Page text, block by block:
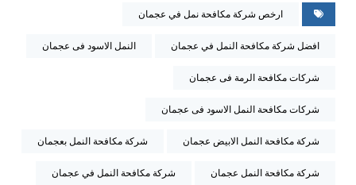
ارخص شركة مكافحة نمل في عجمان
افضل شركة مكافحة النمل في عجمان النمل الاسود فى عجمان
شركات مكافحة الرمة فى عجمان
شركات مكافحة النمل الاسود فى عجمان
شركة مكافحة النمل الابيض عجمان شركة مكافحة النمل بعجمان
شركة مكافحة النمل عجمان شركة مكافحة النمل في عجمان